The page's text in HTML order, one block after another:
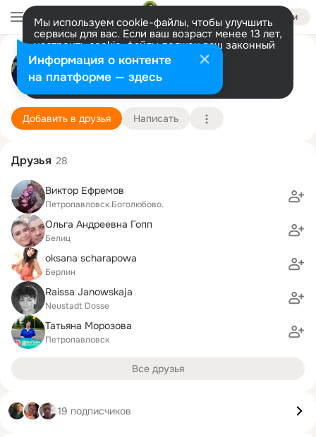
Войти
Мы используем cookie-файлы, чтобы улучшить
сервисы для вас. Если ваш возраст менее 13 лет,
настроить cookie-файлы должен ваш законный
представитель. Больше информации
Разрешить все Настроить
Николай Кисман
.... 15 октября (65 лет) Подробнее
Добавить в друзья Написать
Друзья 28
Виктор Ефремов
Петропавловск.Боголюбово.
Ольга Андреевна Гопп
Белиц
oksana scharapowa
Берлин
Raissa Janowskaja
Neustadt Dosse
Татьяна Морозова
Петропавловск
Все друзья
19 подписчиков
Информация о контенте
на платформе — здесь